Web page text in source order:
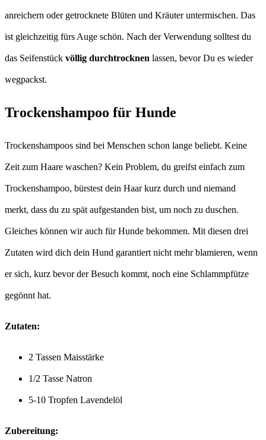
anreichern oder getrocknete Blüten und Kräuter untermischen. Das
ist gleichzeitig fürs Auge schön. Nach der Verwendung solltest du
das Seifenstück völlig durchtrocknen lassen, bevor Du es wieder
wegpackst.
Trockenshampoo für Hunde
Trockenshampoos sind bei Menschen schon lange beliebt. Keine
Zeit zum Haare waschen? Kein Problem, du greifst einfach zum
Trockenshampoo, bürstest dein Haar kurz durch und niemand
merkt, dass du zu spät aufgestanden bist, um noch zu duschen.
Gleiches können wir auch für Hunde bekommen. Mit diesen drei
Zutaten wird dich dein Hund garantiert nicht mehr blamieren, wenn
er sich, kurz bevor der Besuch kommt, noch eine Schlammpfütze
gegönnt hat.
Zutaten:
2 Tassen Maisstärke
1/2 Tasse Natron
5-10 Tropfen Lavendelöl
Zubereitung: